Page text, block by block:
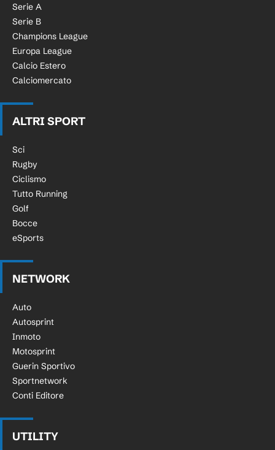
Serie A
Serie B
Champions League
Europa League
Calcio Estero
Calciomercato
ALTRI SPORT
Sci
Rugby
Ciclismo
Tutto Running
Golf
Bocce
eSports
NETWORK
Auto
Autosprint
Inmoto
Motosprint
Guerin Sportivo
Sportnetwork
Conti Editore
UTILITY